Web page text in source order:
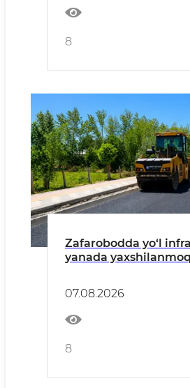
8
Zafarobodda yo‘l
yanada
07.08.2026
8